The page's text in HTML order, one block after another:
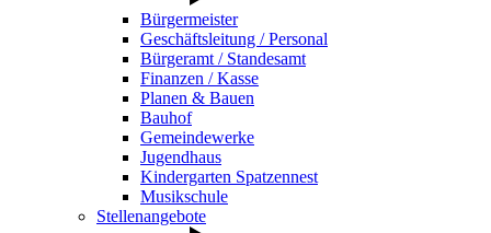
Bürgermeister
Geschäftsleitung / Personal
Bürgeramt / Standesamt
Finanzen / Kasse
Planen & Bauen
Bauhof
Gemeindewerke
Jugendhaus
Kindergarten Spatzennest
Musikschule
Stellenangebote